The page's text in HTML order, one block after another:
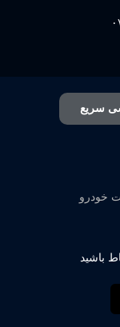
سریع
خودرو
باشید